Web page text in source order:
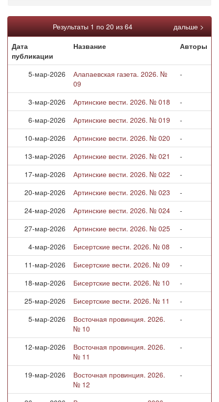
Результаты 1 по 20 из 64
дальше >
Дата
публикации
Название Авторы
5-мар-2026
Алапаевская газета. 2026. №
09
-
3-мар-2026 Артинские вести. 2026. № 018
-
6-мар-2026
Артинские вести. 2026. № 019
-
10-мар-2026
Артинские вести. 2026. № 020
-
13-мар-2026
Артинские вести. 2026. № 021
-
17-мар-2026
Артинские вести. 2026. № 022
-
20-мар-2026
Артинские вести. 2026. № 023
-
24-мар-2026
Артинские вести. 2026. № 024
-
27-мар-2026
Артинские вести. 2026. № 025
-
4-мар-2026
Бисертские вести. 2026. № 08
-
11-мар-2026
Бисертские вести. 2026. № 09
-
18-мар-2026
Бисертские вести. 2026. № 10
-
25-мар-2026
Бисертские вести. 2026. № 11
-
5-мар-2026
Восточная провинция. 2026.
№ 10
-
12-мар-2026
Восточная провинция. 2026.
№ 11
-
19-мар-2026
Восточная провинция. 2026.
№ 12
-